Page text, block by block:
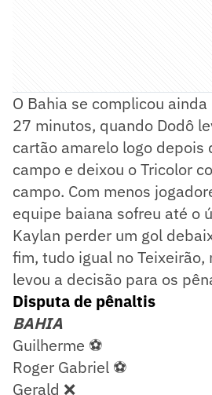
O Bahia se complicou
27 minutos, quando Dodô
cartão amarelo logo depois
campo e deixou o Tricolor
campo. Com menos
equipe baiana sofreu até o
Kaylan perder um gol
fim, tudo igual no Teixeirão,
levou a decisão para os
Disputa de pênaltis
BAHIA
Guilherme ⚽
Roger Gabriel ⚽
Gerald ❌